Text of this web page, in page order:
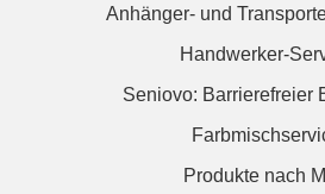
Anhänger- und
Handwerker-
Seniovo: Barrierefreier
Produkte nach